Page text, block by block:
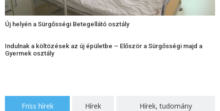
Új helyén a Sürgősségi Betegellátó osztály
Indulnak a költözések az új épületbe – Először a Sürgősségi majd a
Gyermek osztály
Friss hírek Hírek Hírek, tudomány